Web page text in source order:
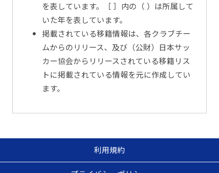
を表しています。［ ］内の（ ）は所属して
いた年を表しています。
掲載されている移籍情報は、各クラブチー
ムからのリリース、及び（公財）日本サッ
カー協会からリリースされている移籍リス
トに掲載されている情報を元に作成してい
ます。
利用規約